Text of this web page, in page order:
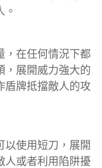
，在任何情況下都
，展開威力強大的
盾牌抵擋敵人的攻
以使用短刀，展開
人或者利用陷阱擾